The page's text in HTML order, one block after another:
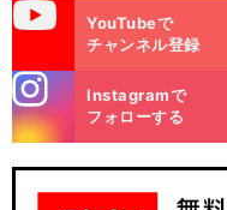
YouTubeで
チャンネル登録
m
Instagramで
フォローする